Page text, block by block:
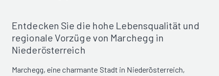
Entdecken Sie die hohe Lebensqualität und
regionale Vorzüge von Marchegg in
Niederösterreich
Marchegg, eine charmante Stadt in Niederösterreich,